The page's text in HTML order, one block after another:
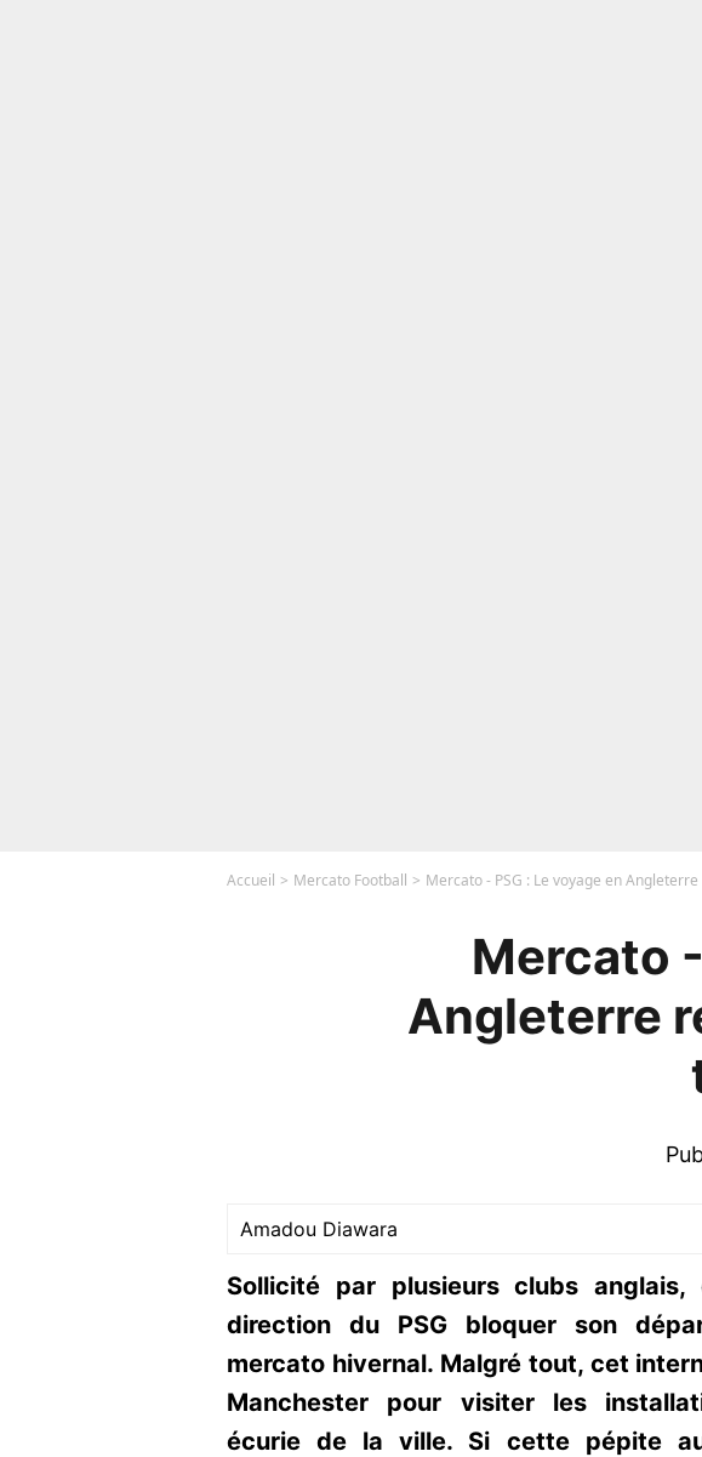
Accueil Mercato Football Mercato - PSG : Le voyage en
Mercato
Angleterre
Amadou Diawara
Sollicité par plusieurs clubs
direction du PSG bloquer son
mercato hivernal. Malgré tout, cet
Manchester pour visiter les
écurie de la ville. Si cette pépite